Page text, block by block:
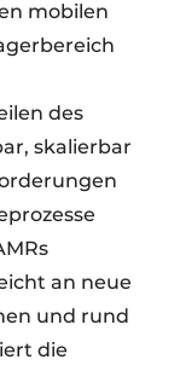
mobilen
des
skalierbar
an neue
und rund
die